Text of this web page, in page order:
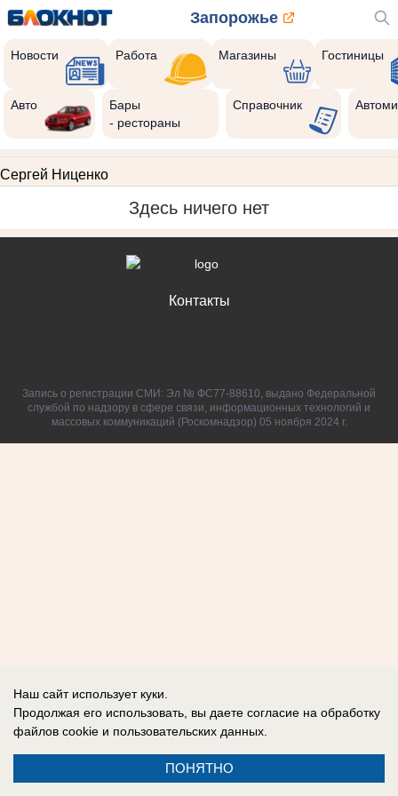
Запорожье
Новости Работа Магазины Гостиницы
Авто
Бары
- рестораны
Справочник
Сергей Ниценко
Здесь ничего нет
Контакты
Запись о регистрации СМИ: Эл № ФС77-88610, выдано Федеральной
службой по надзору в сфере связи, информационных технологий и
массовых коммуникаций (Роскомнадзор) 05 ноября 2024 г.
Наш сайт использует куки.
Продолжая его использовать, вы даете согласие на обработку
файлов cookie и пользовательских данных.
ПОНЯТНО